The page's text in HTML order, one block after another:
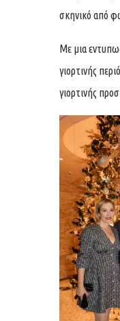
σκηνικό από
Με μια
γιορτινής
γιορτινής